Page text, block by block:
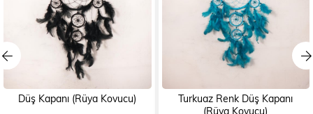
Düş Kapanı (Rüya Kovucu)
Turkuaz Renk Düş Kapanı
(Rüya Kovucu)